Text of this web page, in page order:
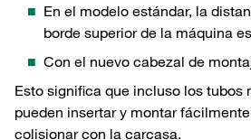
En el modelo estándar, la
borde superior de la máquina
Con el nuevo cabezal de
Esto significa que incluso los tubos
pueden insertar y montar
colisionar con la carcasa.